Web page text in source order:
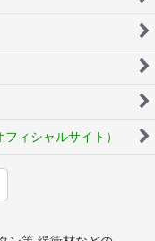
ィシャルサイト）